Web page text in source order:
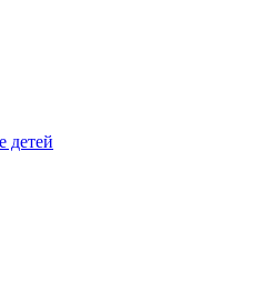
детей